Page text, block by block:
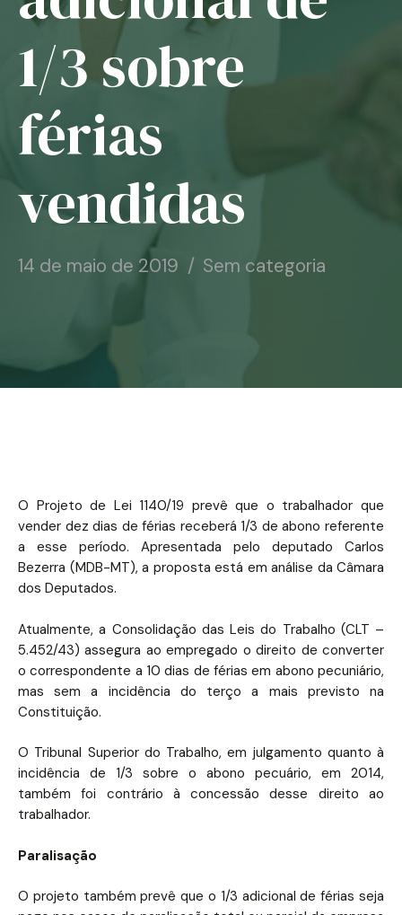
Notícias
Associe-se
1/3 sobre
férias
vendidas
14 de maio de 2019 Sem categoria
O Projeto de Lei 1140/19 prevê que o trabalhador que
vender dez dias de férias receberá 1/3 de abono referente
a esse período. Apresentada pelo deputado Carlos
Bezerra (MDB-MT), a proposta está em análise da Câmara
dos Deputados.
Atualmente, a Consolidação das Leis do Trabalho (CLT –
5.452/43) assegura ao empregado o direito de converter
o correspondente a 10 dias de férias em abono pecuniário,
mas sem a incidência do terço a mais previsto na
Constituição.
O Tribunal Superior do Trabalho, em julgamento quanto à
incidência de 1/3 sobre o abono pecuário, em 2014,
também foi contrário à concessão desse direito ao
trabalhador.
Paralisação
O projeto também prevê que o 1/3 adicional de férias seja